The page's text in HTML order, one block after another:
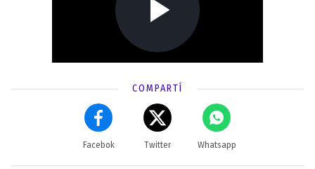
COMPARTÍ
Facebok Twitter Whatsapp